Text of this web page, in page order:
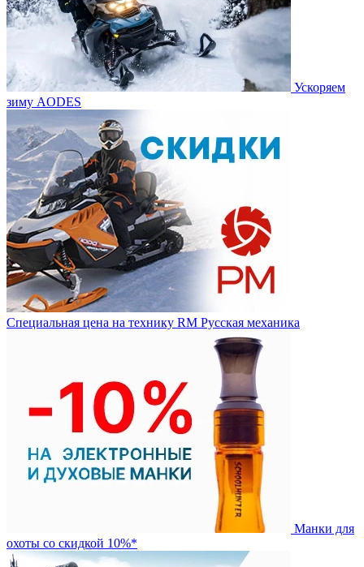
Ускоряем
зиму AODES
Специальная цена на технику RM Русская механика
Манки для
охоты со скидкой 10%*